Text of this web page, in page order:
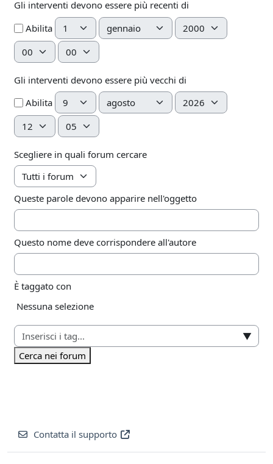
Gli interventi devono essere più recenti di
Abilita Giorno Mese
Anno
Ora
Minuto
Gli interventi devono essere più vecchi di
Abilita Giorno Mese
Anno
Ora
Minuto
Scegliere in quali forum cercare
Queste parole devono apparire nell'oggetto
Questo nome deve corrispondere all'autore
È taggato con
Elementi selezionati:
Nessuna selezione
▼
Cerca nei forum
Contatta il supporto